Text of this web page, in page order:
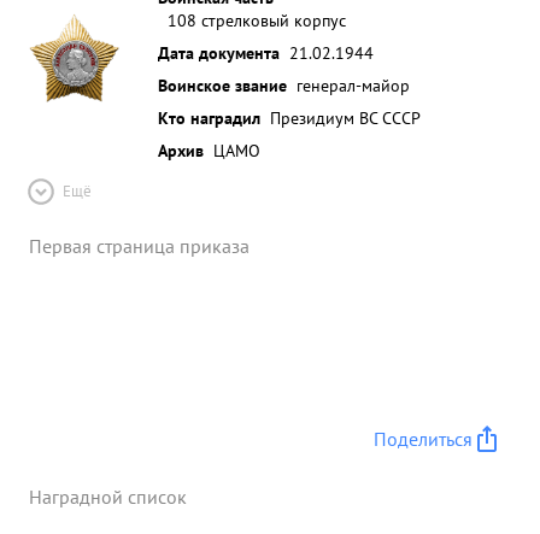
108 стрелковый корпус
Дата документа 21.02.1944
Воинское звание генерал-майор
Кто наградил Президиум ВС СССР
Архив ЦАМО
Ещё
Первая страница приказа
Поделиться
Наградной список